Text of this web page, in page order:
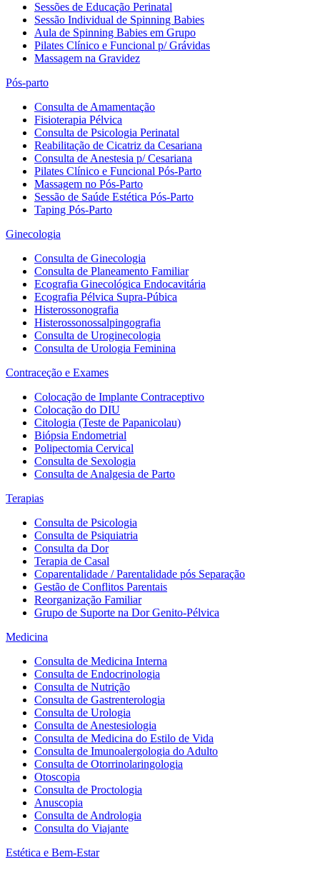
Sessões de Educação Perinatal
Sessão Individual de Spinning Babies
Aula de Spinning Babies em Grupo
Pilates Clínico e Funcional p/ Grávidas
Massagem na Gravidez
Pós-parto
Consulta de Amamentação
Fisioterapia Pélvica
Consulta de Psicologia Perinatal
Reabilitação de Cicatriz da Cesariana
Consulta de Anestesia p/ Cesariana
Pilates Clínico e Funcional Pós-Parto
Massagem no Pós-Parto
Sessão de Saúde Estética Pós-Parto
Taping Pós-Parto
Ginecologia
Consulta de Ginecologia
Consulta de Planeamento Familiar
Ecografia Ginecológica Endocavitária
Ecografia Pélvica Supra-Púbica
Histerossonografia
Histerossonossalpingografia
Consulta de Uroginecologia
Consulta de Urologia Feminina
Contraceção e Exames
Colocação de Implante Contraceptivo
Colocação do DIU
Citologia (Teste de Papanicolau)
Biópsia Endometrial
Polipectomia Cervical
Consulta de Sexologia
Consulta de Analgesia de Parto
Terapias
Consulta de Psicologia
Consulta de Psiquiatria
Consulta da Dor
Terapia de Casal
Coparentalidade / Parentalidade pós Separação
Gestão de Conflitos Parentais
Reorganização Familiar
Grupo de Suporte na Dor Genito-Pélvica
Medicina
Consulta de Medicina Interna
Consulta de Endocrinologia
Consulta de Nutrição
Consulta de Gastrenterologia
Consulta de Urologia
Consulta de Anestesiologia
Consulta de Medicina do Estilo de Vida
Consulta de Imunoalergologia do Adulto
Consulta de Otorrinolaringologia
Otoscopia
Consulta de Proctologia
Anuscopia
Consulta de Andrologia
Consulta do Viajante
Estética e Bem-Estar